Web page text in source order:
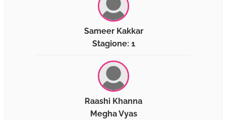
Sameer Kakkar
Stagione: 1
Raashi Khanna
Megha Vyas